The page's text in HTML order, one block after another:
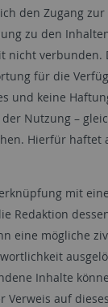
den Zugang
zu den
nicht verbunden.
für die
und keine
Nutzung –
Hierfür haftet
mit
Redaktion
eine mögliche
Inhalte
Verweis auf